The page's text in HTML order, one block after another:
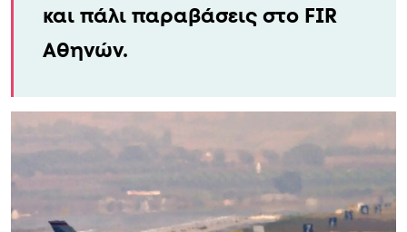
και πάλι παραβάσεις στο FIR
Αθηνών.